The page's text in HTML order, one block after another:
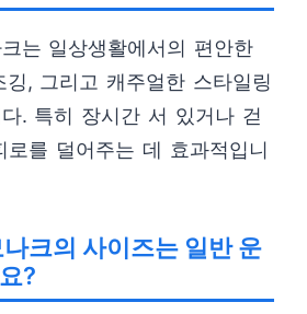
는 일상생활에서의 편안한
, 그리고 캐주얼한 스타일링
. 특히 장시간 서 있거나 걷
를 덜어주는 데 효과적입니
크의 사이즈는 일반 운
?